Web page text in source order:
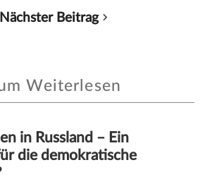
Nächster Beitrag
Weiterlesen
in Russland – Ein
die demokratische